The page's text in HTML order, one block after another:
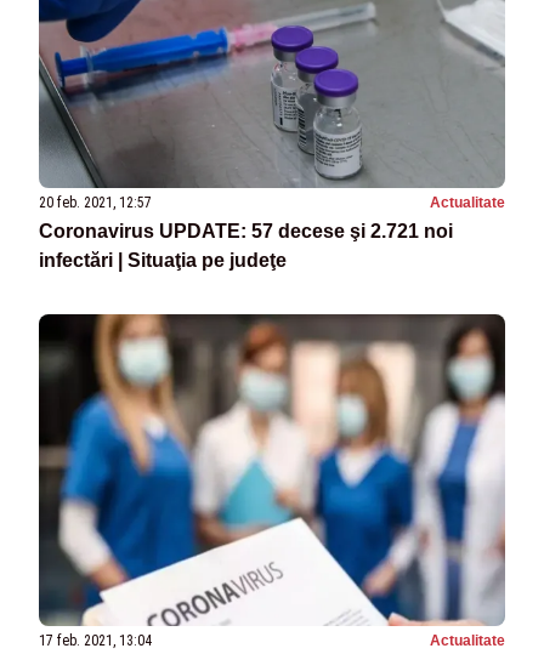
20 feb. 2021, 12:57 Actualitate
Coronavirus UPDATE: 57 decese şi 2.721 noi
infectări | Situaţia pe judeţe
17 feb. 2021, 13:04 Actualitate